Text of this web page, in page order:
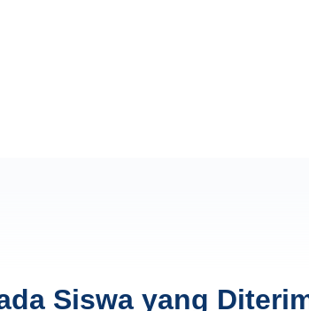
Siswa yang